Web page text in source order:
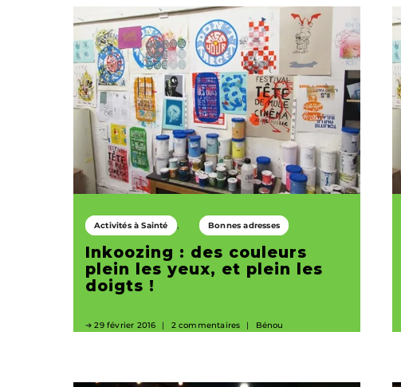
Activités à Sainté Bonnes adresses
Inkoozing : des couleurs
plein les yeux, et plein les
doigts !
29 février 2016 2 commentaires Bénou